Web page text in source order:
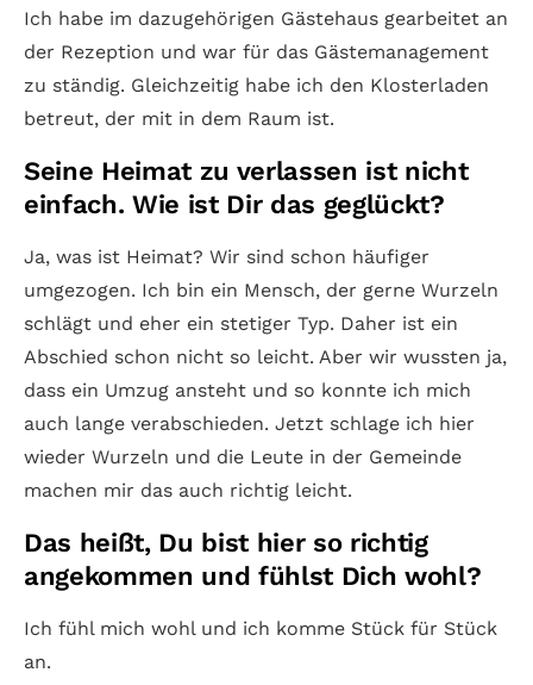
Ich habe im dazugehörigen Gästehaus gearbeitet an
der Rezeption und war für das Gästemanagement
zu ständig. Gleichzeitig habe ich den Klosterladen
betreut, der mit in dem Raum ist.
Seine Heimat zu verlassen ist nicht
einfach. Wie ist Dir das geglückt?
Ja, was ist Heimat? Wir sind schon häufiger
umgezogen. Ich bin ein Mensch, der gerne Wurzeln
schlägt und eher ein stetiger Typ. Daher ist ein
Abschied schon nicht so leicht. Aber wir wussten ja,
dass ein Umzug ansteht und so konnte ich mich
auch lange verabschieden. Jetzt schlage ich hier
wieder Wurzeln und die Leute in der Gemeinde
machen mir das auch richtig leicht.
Das heißt, Du bist hier so richtig
angekommen und fühlst Dich wohl?
Ich fühl mich wohl und ich komme Stück für Stück
an.